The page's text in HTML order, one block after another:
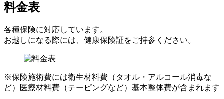
料金表
各種保険に対応しています。
お越しになる際には、健康保険証をご持参ください。
※保険施術費には衛生材料費（タオル・アルコール消毒な
ど）医療材料費（テーピングなど）基本整体費が含まれます